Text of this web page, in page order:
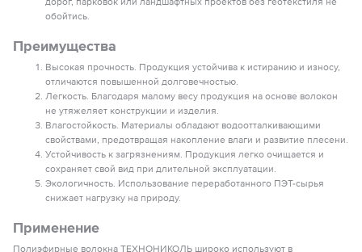
обойтись.
Преимущества
Высокая прочность. Продукция устойчива к истиранию и износу,
отличаются повышенной долговечностью.
Легкость. Благодаря малому весу продукция на основе волокон
не утяжеляет конструкции и изделия.
Влагостойкость. Материалы обладают водоотталкивающими
свойствами, предотвращая накопление влаги и развитие плесени.
Устойчивость к загрязнениям. Продукция легко очищается и
сохраняет свой вид при длительной эксплуатации.
Экологичность. Использование переработанного ПЭТ-сырья
снижает нагрузку на природу.
Применение
Полиэфирные волокна ТЕХНОНИКОЛЬ широко используют в